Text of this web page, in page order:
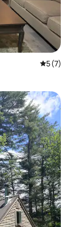
平均评分
5 (7)